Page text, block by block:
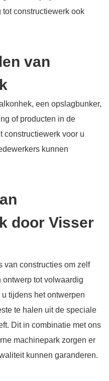
constructiewerk ook
van
een opslagbunker,
of producten in de
constructiewerk voor u
kunnen
door Visser
van constructies om zelf
tot volwaardig
tijdens het ontwerpen
te halen uit de speciale
Dit in combinatie met ons
machinepark zorgen er
kunnen garanderen.